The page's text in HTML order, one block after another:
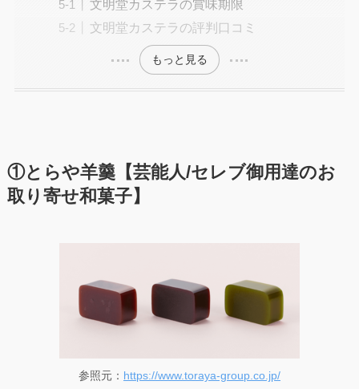
文明堂カステラの賞味期限
文明堂カステラの評判口コミ
もっと見る
①とらや羊羹【芸能人/セレブ御用達のお
取り寄せ和菓子】
参照元： https://www.toraya-group.co.jp/